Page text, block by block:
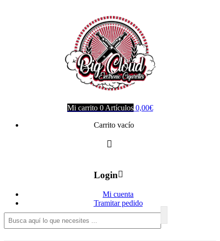
Mi carrito 0 Artículos 0,00€
Carrito vacío
Login
Mi cuenta
Tramitar pedido